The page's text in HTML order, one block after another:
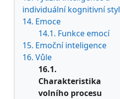
individuální kognitivní styl
14. Emoce
14.1. Funkce emocí
15. Emoční inteligence
16. Vůle
16.1.
Charakteristika
volního procesu